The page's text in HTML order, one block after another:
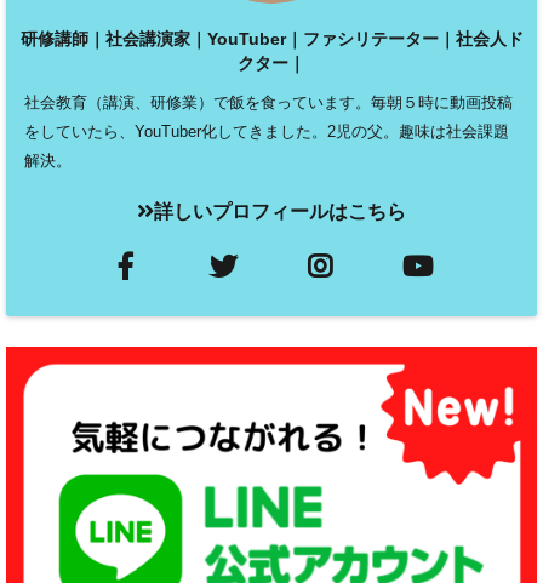
研修講師｜社会講演家｜YouTuber｜ファシリテーター｜社会人ド
クター｜
社会教育（講演、研修業）で飯を食っています。毎朝５時に動画投稿
をしていたら、YouTuber化してきました。2児の父。趣味は社会課題
解決。
詳しいプロフィールはこちら